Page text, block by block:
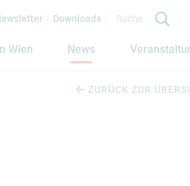
Downloads
Wien News
ZURÜCK ZUR